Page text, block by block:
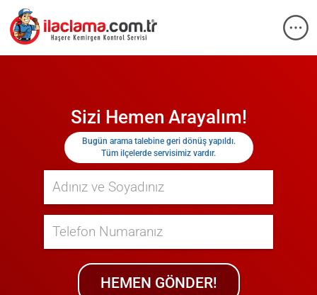
Sizi Hemen Arayalım!
Bugün arama talebine geri dönüş yapıldı.
Tüm ilçelerde servisimiz vardır.
HEMEN GÖNDER!